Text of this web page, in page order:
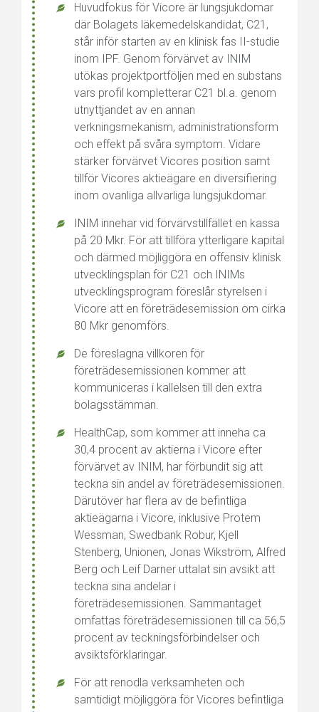
Huvudfokus för Vicore är lungsjukdomar
där Bolagets läkemedelskandidat, C21,
står inför starten av en klinisk fas II-studie
inom IPF. Genom förvärvet av INIM
utökas projektportföljen med en substans
vars profil kompletterar C21 bl.a. genom
utnyttjandet av en annan
verkningsmekanism, administrationsform
och effekt på svåra symptom. Vidare
stärker förvärvet Vicores position samt
tillför Vicores aktieägare en diversifiering
inom ovanliga allvarliga lungsjukdomar.
INIM innehar vid förvärvstillfället en kassa
på 20 Mkr. För att tillföra ytterligare kapital
och därmed möjliggöra en offensiv klinisk
utvecklingsplan för C21 och INIMs
utvecklingsprogram föreslår styrelsen i
Vicore att en företrädesemission om cirka
80 Mkr genomförs.
De föreslagna villkoren för
företrädesemissionen kommer att
kommuniceras i kallelsen till den extra
bolagsstämman.
HealthCap, som kommer att inneha ca
30,4 procent av aktierna i Vicore efter
förvärvet av INIM, har förbundit sig att
teckna sin andel av företrädesemissionen.
Därutöver har flera av de befintliga
aktieägarna i Vicore, inklusive Protem
Wessman, Swedbank Robur, Kjell
Stenberg, Unionen, Jonas Wikström, Alfred
Berg och Leif Darner uttalat sin avsikt att
teckna sina andelar i
företrädesemissionen. Sammantaget
omfattas företrädesemissionen till ca 56,5
procent av teckningsförbindelser och
avsiktsförklaringar.
För att renodla verksamheten och
samtidigt möjliggöra för Vicores befintliga